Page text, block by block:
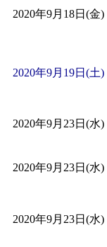
2020年9月18日(金)
2020年9月19日(土)
2020年9月23日(水)
2020年9月23日(水)
2020年9月23日(水)